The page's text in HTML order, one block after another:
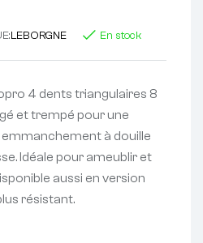
LEBORGNE En stock
4 dents triangulaires 8
et trempé pour une
à douille
Idéale pour ameublir et
aussi en version
résistant.